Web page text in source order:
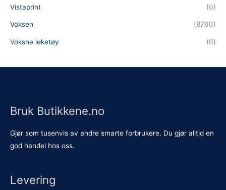
Vistaprint (0)
Voksen (8760)
Voksne leketøy (0)
Bruk Butikkene.no
Gjør som tusenvis av andre smarte forbrukere. Du gjør alltid en
god handel hos oss.
Levering